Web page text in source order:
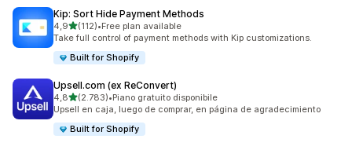
Kip: Sort Hide Payment Methods
4,9stelle su 5
(112)
112 recensioni totali
•Free plan available
Take full control of payment methods with Kip customizations.
Built for Shopify
Upsell.com (ex ReConvert)
4,8stelle su 5
(2.783)
2783 recensioni totali
•Piano gratuito disponibile
Upsell en caja, luego de comprar, en página de agradecimiento
Built for Shopify